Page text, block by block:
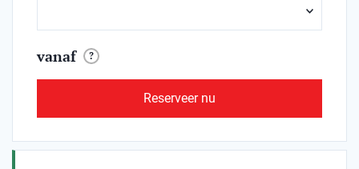
vanaf ?
Reserveer nu